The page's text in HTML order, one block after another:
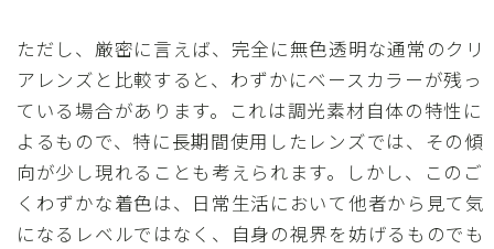
ただし、厳密に言えば、完全に無色透明な通常のクリ
アレンズと比較すると、わずかにベースカラーが残っ
ている場合があります。これは調光素材自体の特性に
よるもので、特に長期間使用したレンズでは、その傾
向が少し現れることも考えられます。しかし、このご
くわずかな着色は、日常生活において他者から見て気
になるレベルではなく、自身の視界を妨げるものでも